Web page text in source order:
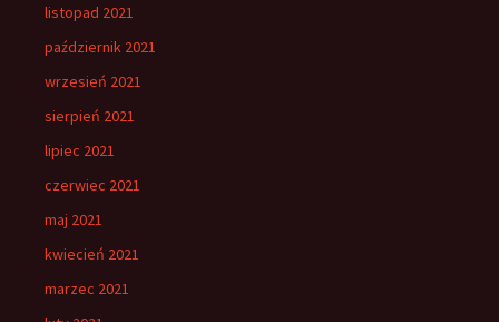
listopad 2021
październik 2021
wrzesień 2021
sierpień 2021
lipiec 2021
czerwiec 2021
maj 2021
kwiecień 2021
marzec 2021